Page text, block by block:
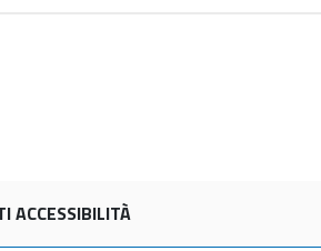
ACCESSIBILITÀ